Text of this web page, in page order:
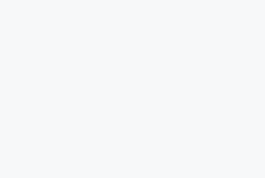
d'équipe